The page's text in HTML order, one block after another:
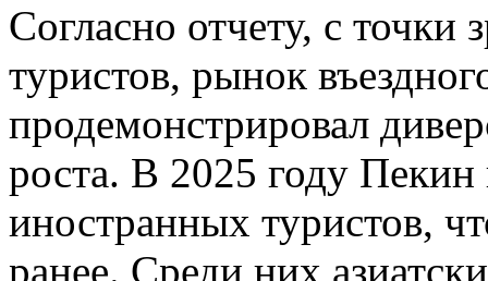
Согласно отчету, с точки
туристов, рынок
продемонстрировал
роста. В 2025 году
иностранных туристов,
ранее. Среди них